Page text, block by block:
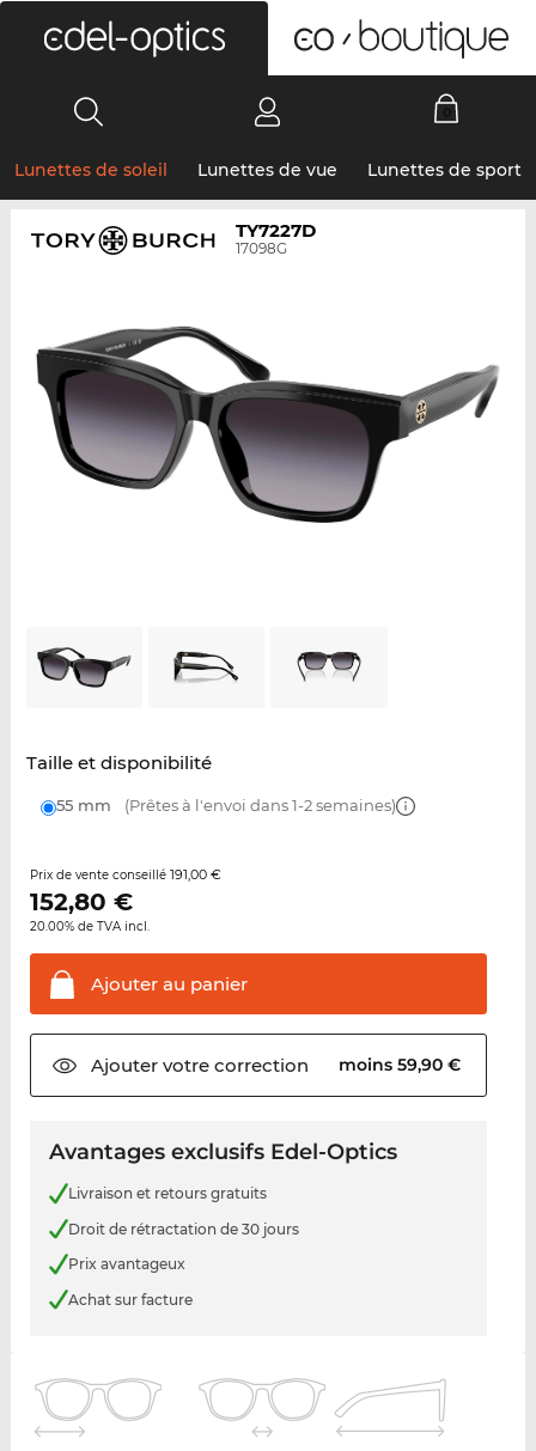
Lunettes de soleil Lunettes de vue Lunettes de sport
TY7227D
17098G
Taille et disponibilité
55 mm (Prêtes à l'envoi dans 1-2 semaines)
Prix de vente conseillé 191,00 €
152,80 €
20.00% de TVA incl.
Ajouter au panier
Ajouter votrecorrection moins 59,90 €
Avantages exclusifs Edel-Optics
Livraison et retours gratuits
Droit de rétractation de 30 jours
Prix avantageux
Achat sur facture